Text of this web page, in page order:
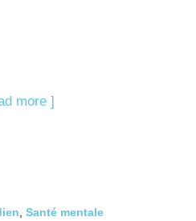
more ]
Santé mentale